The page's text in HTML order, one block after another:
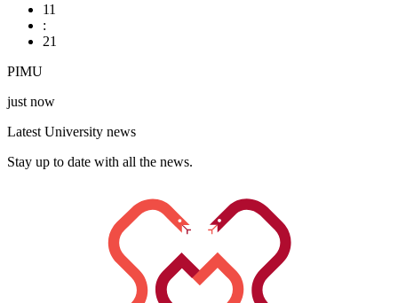
11
:
21
PIMU
just now
Latest University news
Stay up to date with all the news.